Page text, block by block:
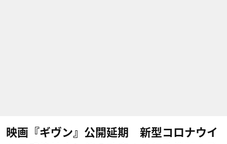
映画『ギヴン』公開延期 新型コロナウイ